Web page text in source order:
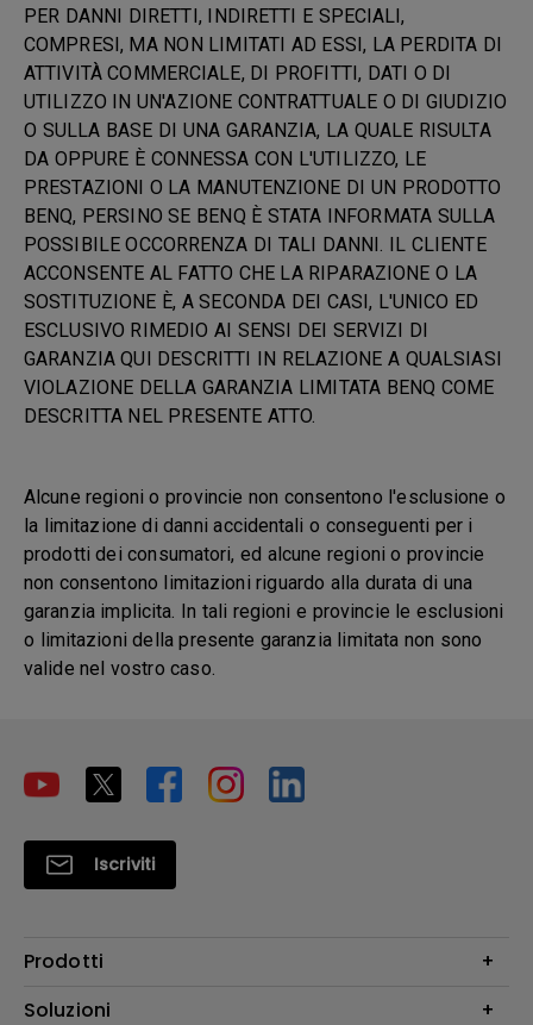
PER DANNI DIRETTI, INDIRETTI E SPECIALI,
COMPRESI, MA NON LIMITATI AD ESSI, LA PERDITA DI
ATTIVITÀ COMMERCIALE, DI PROFITTI, DATI O DI
UTILIZZO IN UN'AZIONE CONTRATTUALE O DI GIUDIZIO
O SULLA BASE DI UNA GARANZIA, LA QUALE RISULTA
DA OPPURE È CONNESSA CON L'UTILIZZO, LE
PRESTAZIONI O LA MANUTENZIONE DI UN PRODOTTO
BENQ, PERSINO SE BENQ È STATA INFORMATA SULLA
POSSIBILE OCCORRENZA DI TALI DANNI. IL CLIENTE
ACCONSENTE AL FATTO CHE LA RIPARAZIONE O LA
SOSTITUZIONE È, A SECONDA DEI CASI, L'UNICO ED
ESCLUSIVO RIMEDIO AI SENSI DEI SERVIZI DI
GARANZIA QUI DESCRITTI IN RELAZIONE A QUALSIASI
VIOLAZIONE DELLA GARANZIA LIMITATA BENQ COME
DESCRITTA NEL PRESENTE ATTO.
Alcune regioni o provincie non consentono l'esclusione o
la limitazione di danni accidentali o conseguenti per i
prodotti dei consumatori, ed alcune regioni o provincie
non consentono limitazioni riguardo alla durata di una
garanzia implicita. In tali regioni e provincie le esclusioni
o limitazioni della presente garanzia limitata non sono
valide nel vostro caso.
Iscriviti
Prodotti
Videoproiettori
Soluzioni